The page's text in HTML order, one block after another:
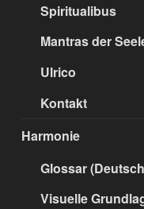
Spiritualibus
Mantras der
Ulrico
Kontakt
Harmonie
Glossar
Visuelle